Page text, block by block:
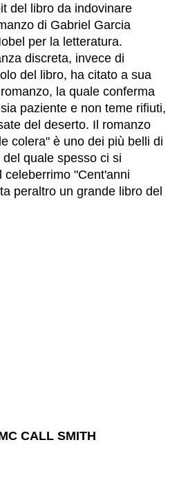
del libro da indovinare
di Gabriel Garcia
per la letteratura.
discreta, invece di
del libro, ha citato a sua
la quale conferma
paziente e non teme rifiuti,
del deserto. Il romanzo
colera" è uno dei più belli di
quale spesso ci si
celeberrimo "Cent'anni
peraltro un grande libro del
CALL SMITH